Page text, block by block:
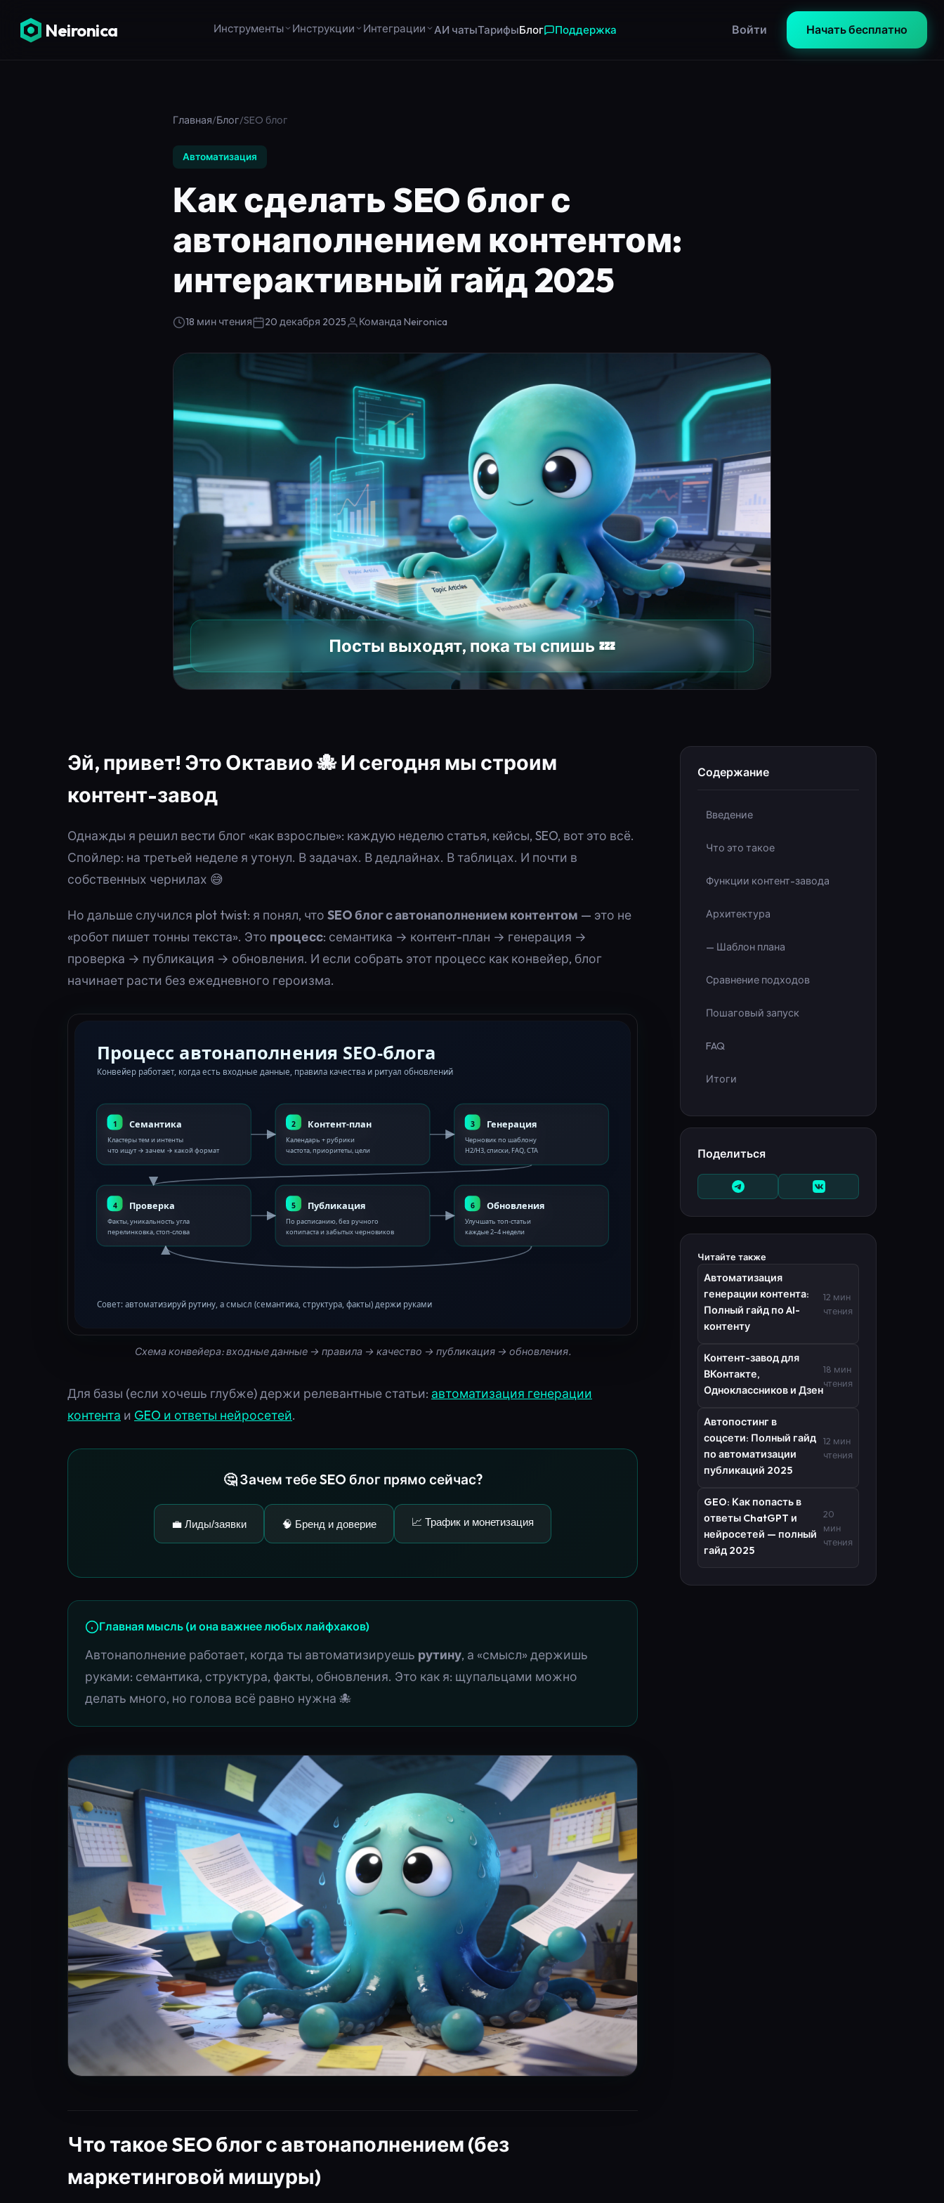
Neironica Инструменты Инструкции Интеграции АИ чатыТарифыБлог Поддержка Войти Начать бесплатно
Главная/Блог/SEO блог
Автоматизация
Как сделать SEO блог с
автонаполнением контентом:
интерактивный гайд 2025
18 мин чтения 20 декабря 2025 Команда Neironica
Посты выходят, пока ты спишь 💤
Эй, привет! Это Октавио 🐙 И сегодня мы строим
контент-завод
Однажды я решил вести блог «как взрослые»: каждую неделю статья, кейсы, SEO, вот это всё.
Спойлер: на третьей неделе я утонул. В задачах. В дедлайнах. В таблицах. И почти в
собственных чернилах 😅
Но дальше случился plot twist: я понял, что SEO блог с автонаполнением контентом — это не
«робот пишет тонны текста». Это процесс: семантика → контент-план → генерация →
проверка → публикация → обновления. И если собрать этот процесс как конвейер, блог
начинает расти без ежедневного героизма.
Схема конвейера: входные данные → правила → качество → публикация → обновления.
Для базы (если хочешь глубже) держи релевантные статьи: автоматизация генерации
контента и GEO и ответы нейросетей.
🤔 Зачем тебе SEO блог прямо сейчас?
💼 Лиды/заявки 🧠 Бренд и доверие 📈 Трафик и монетизация
Главная мысль (и она важнее любых лайфхаков)
Автонаполнение работает, когда ты автоматизируешь рутину, а «смысл» держишь
руками: семантика, структура, факты, обновления. Это как я: щупальцами можно
делать много, но голова всё равно нужна 🐙
Что такое SEO блог с автонаполнением (без
маркетинговой мишуры)
Содержание
Введение
Что это такое
Функции контент-завода
Архитектура
— Шаблон плана
Сравнение подходов
Пошаговый запуск
FAQ
Итоги
Поделиться
Читайте также
Автоматизация
генерации контента:
Полный гайд по AI-
контенту
12 мин
чтения
Контент-завод для
ВКонтакте,
Одноклассников и Дзен
18 мин
чтения
Автопостинг в
соцсети: Полный гайд
по автоматизации
публикаций 2025
12 мин
чтения
GEO: Как попасть в
ответы ChatGPT и
нейросетей — полный
гайд 2025
20
мин
чтения